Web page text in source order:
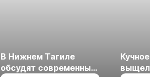
В Нижнем Тагиле
обсудят современные
Кучное